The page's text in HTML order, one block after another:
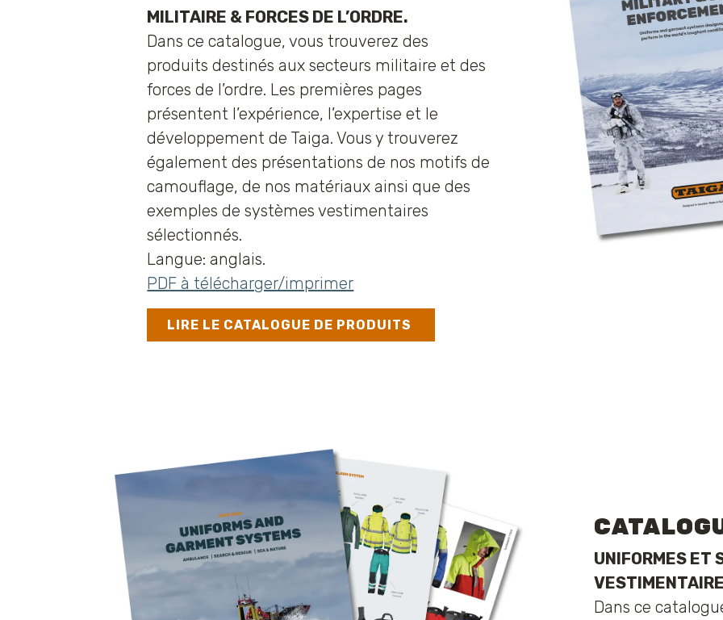
MILITAIRE & FORCES DE L’ORDRE.
Dans ce catalogue, vous trouverez des
produits destinés aux secteurs militaire et des
forces de l’ordre. Les premières pages
présentent l’expérience, l’expertise et le
développement de Taiga. Vous y trouverez
également des présentations de nos motifs de
camouflage, de nos matériaux ainsi que des
exemples de systèmes vestimentaires
sélectionnés.
Langue: anglais.
PDF à télécharger/imprimer
LIRE LE CATALOGUE DE PRODUITS
UNIFORMES ET
Dans ce